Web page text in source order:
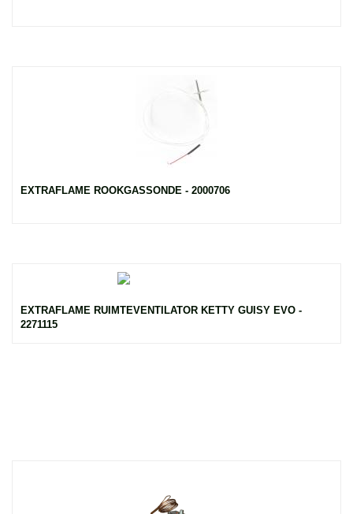
EXTRAFLAME ROOKGASSONDE - 2000706
EXTRAFLAME RUIMTEVENTILATOR KETTY GUISY EVO -
2271115